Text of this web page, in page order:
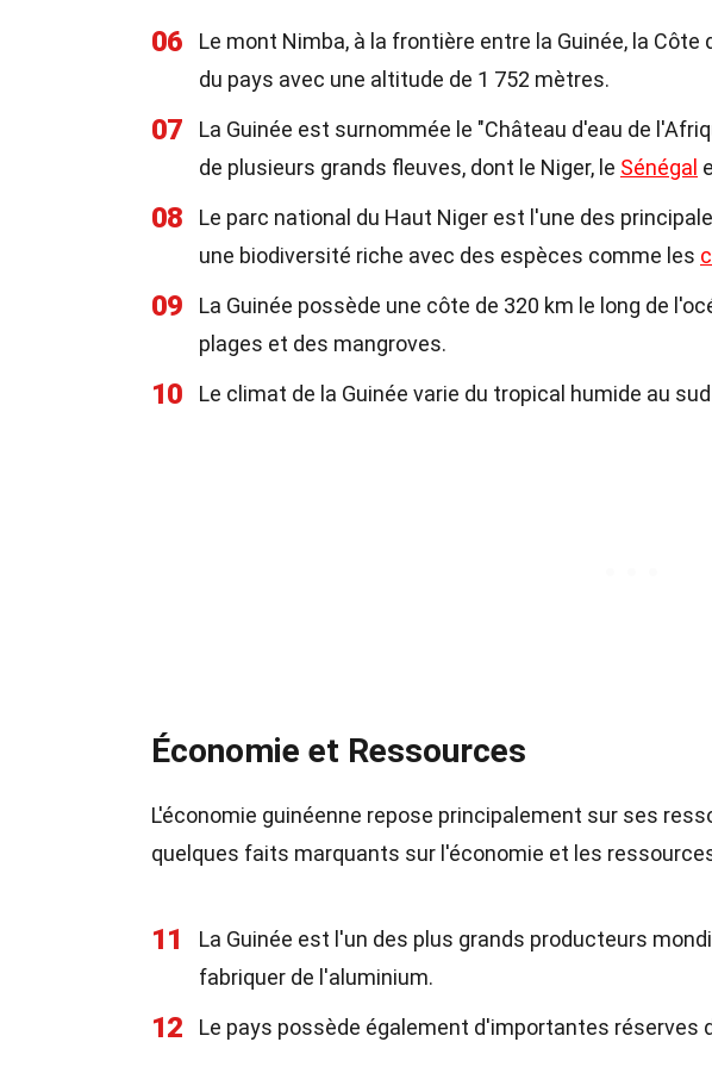
06
Le mont Nimba, à la frontière entre la Guinée, la
du pays avec une altitude de 1 752 mètres.
07
La Guinée est surnommée le "Château d'eau de
de plusieurs grands fleuves, dont le Niger, le Sénégal
08
Le parc national du Haut Niger est l'une des
une biodiversité riche avec des espèces comme les
09
La Guinée possède une côte de 320 km le long de
plages et des mangroves.
10 Le climat de la Guinée varie du tropical humide au
Économie et Ressources
L'économie guinéenne repose principalement sur ses
quelques faits marquants sur l'économie et les
11
La Guinée est l'un des plus grands producteurs
fabriquer de l'aluminium.
12 Le pays possède également d'importantes réserves